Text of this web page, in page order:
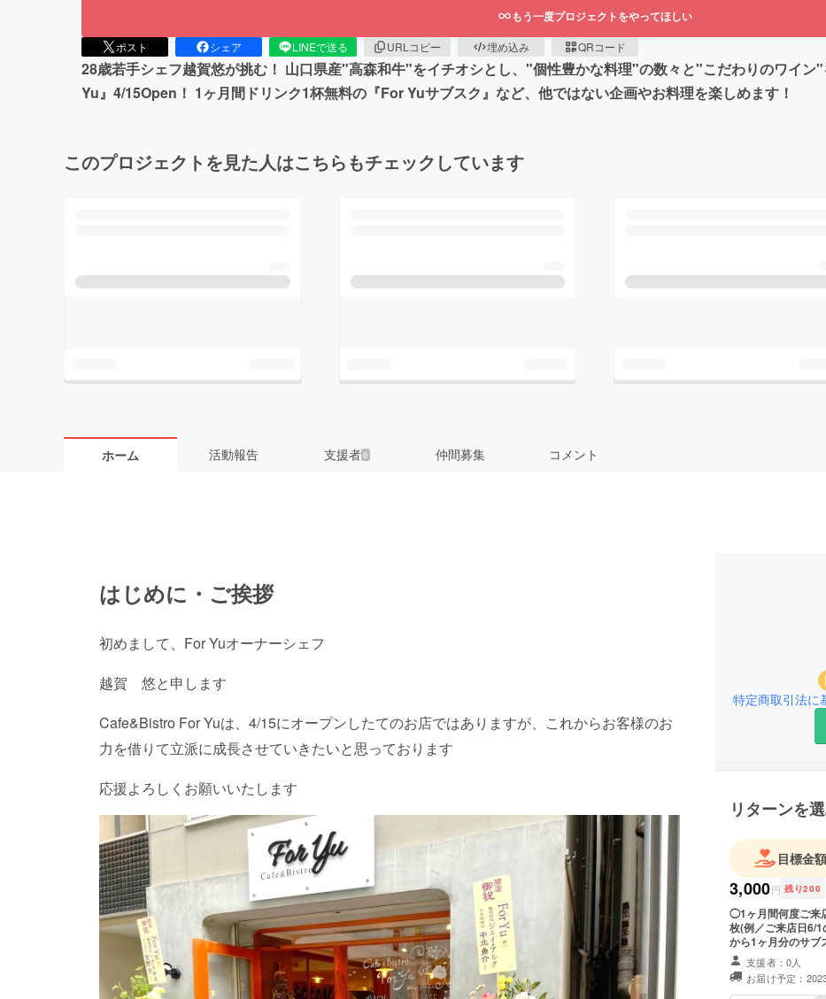
もう一度プロジェクトをやってほしい
ポスト シェア LINEで送る URLコピー 埋め込み QRコード
28歳若手シェフ越賀悠が挑む！ 山口県産"高森和牛"をイチオシとし、"個性豊かな料理"の数々と"こだわりのワイ
Yu』4/15Open！ 1ヶ月間ドリンク1杯無料の『For Yuサブスク』など、他ではない企画やお料理を楽しめます！
このプロジェクトを見た人はこちらもチェックしています
ホーム 活動報告 支援者6 仲間募集 コメント
はじめに・ご挨拶
初めまして、For Yuオーナーシェフ
越賀 悠と申します
Cafe&Bistro For Yuは、4/15にオープンしたてのお店ではありますが、これからお客様のお
力を借りて立派に成長させていきたいと思っております
応援よろしくお願いいたします
特定商取引法に
リターンを
目標金
3,000円 残り200
◯1ヶ月間何度ご来
枚(例／ご来店日6/
から1ヶ月分のサブ
ルアドレスに引換
わせ1皿
支援者：0人
お届け予定：